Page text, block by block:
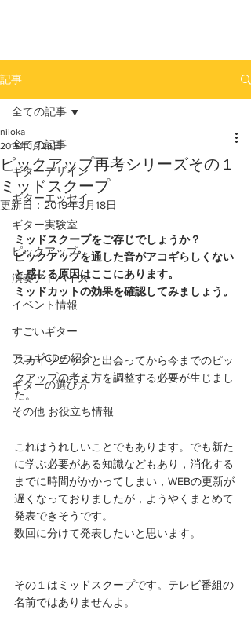
記事
全ての記事
ギターデザイン
ギターエッセイ
ギター実験室
ピックアップ
演奏アドバイス
イベント情報
すごいギター
アコギCDの紹介
ギターの選び方
その他 お役立ち情報
全ての記事
ピックアップ再考シリーズその１
ミッドスクープ
niioka
2015年1月26日
更新日： 2019年3月18日
ミッドスクープをご存じでしょうか？
ピックアップを通した音がアコギらしくない
と感じる原因はここにあります。
ミッドカットの効果を確認してみましょう。
スカイソニックと出会ってから今までのピッ
クアップの考え方を調整する必要が生じまし
た。
これはうれしいことでもあります。でも新た
に学ぶ必要がある知識などもあり，消化する
までに時間がかかってしまい，WEBの更新が
遅くなっておりましたが，ようやくまとめて
発表できそうです。
数回に分けて発表したいと思います。
その１はミッドスクープです。テレビ番組の
名前ではありませんよ。